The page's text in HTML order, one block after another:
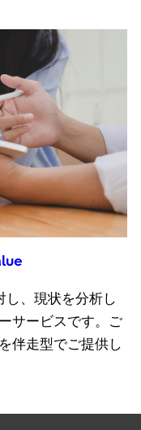
、現状を分析し
サービスです。ご
伴走型でご提供し